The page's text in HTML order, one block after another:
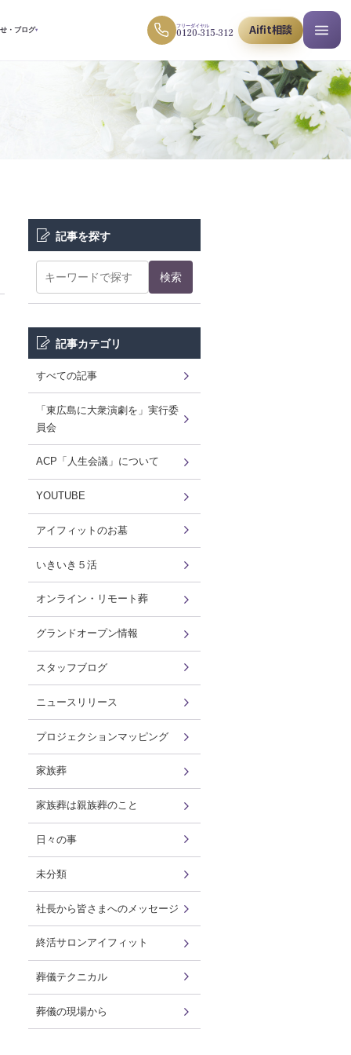
・ブログ▾
フリーダイヤル
0120-315-312 Aifit相談
記事を探す
検索
記事カテゴリ
すべての記事
「東広島に大衆演劇を」実行委
員会
ACP「人生会議」について
YOUTUBE
アイフィットのお墓
いきいき５活
オンライン・リモート葬
グランドオープン情報
スタッフブログ
ニュースリリース
プロジェクションマッピング
家族葬
家族葬は親族葬のこと
日々の事
未分類
社長から皆さまへのメッセージ
終活サロンアイフィット
葬儀テクニカル
葬儀の現場から